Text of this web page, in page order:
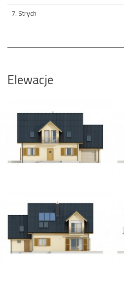
7. Strych
Elewacje